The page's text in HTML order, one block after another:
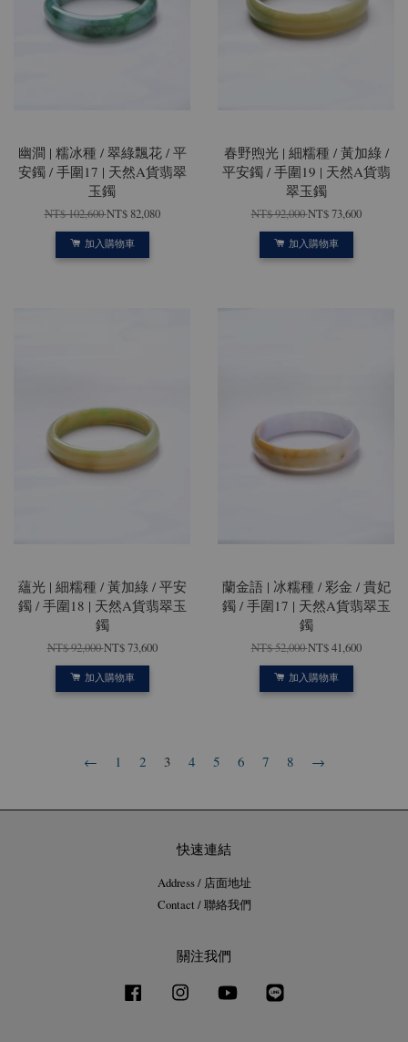
幽澗 | 糯冰種 / 翠綠飄花 / 平
安鐲 / 手圍17 | 天然A貨翡翠
玉鐲
NT$ 102,600NT$ 82,080
加入購物車
春野煦光 | 細糯種 / 黃加綠 /
平安鐲 / 手圍19 | 天然A貨翡
翠玉鐲
NT$ 92,000NT$ 73,600
加入購物車
蘊光 | 細糯種 / 黃加綠 / 平安
鐲 / 手圍18 | 天然A貨翡翠玉
鐲
NT$ 92,000NT$ 73,600
加入購物車
蘭金語 | 冰糯種 / 彩金 / 貴妃
鐲 / 手圍17 | 天然A貨翡翠玉
鐲
NT$ 52,000NT$ 41,600
加入購物車
← 1 2 3 4 5 6 7 8 →
快速連結
Address / 店面地址
Contact / 聯絡我們
關注我們
Facebook Instagram YouTube